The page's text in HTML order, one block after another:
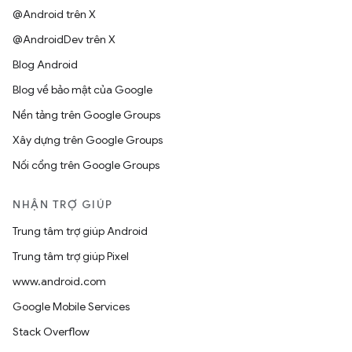
@Android trên X
@AndroidDev trên X
Blog Android
Blog về bảo mật của Google
Nền tảng trên Google Groups
Xây dựng trên Google Groups
Nối cổng trên Google Groups
NHẬN TRỢ GIÚP
Trung tâm trợ giúp Android
Trung tâm trợ giúp Pixel
www.android.com
Google Mobile Services
Stack Overflow